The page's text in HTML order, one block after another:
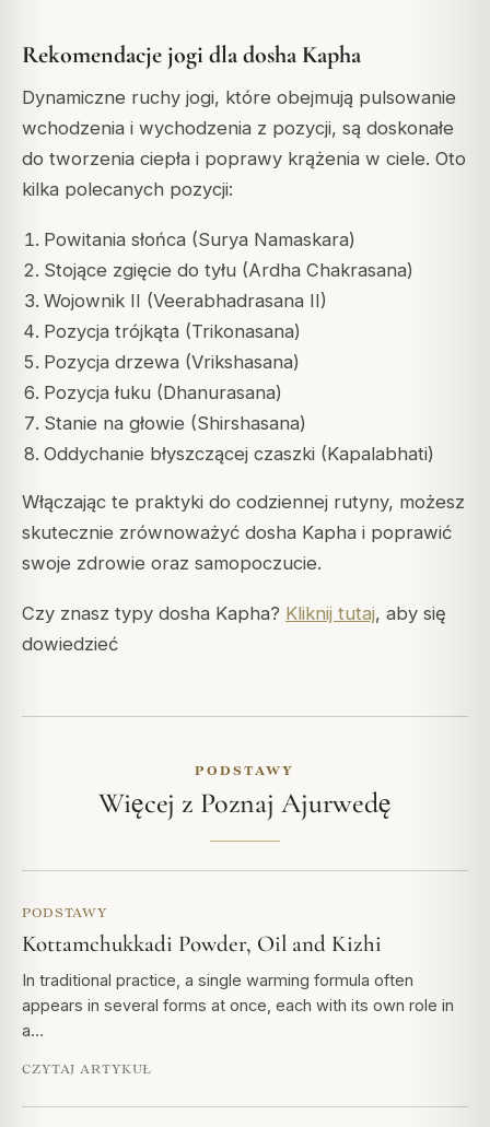
Rekomendacje jogi dla dosha Kapha
Dynamiczne ruchy jogi, które obejmują pulsowanie
wchodzenia i wychodzenia z pozycji, są doskonałe
do tworzenia ciepła i poprawy krążenia w ciele. Oto
kilka polecanych pozycji:
Powitania słońca (Surya Namaskara)
Stojące zgięcie do tyłu (Ardha Chakrasana)
Wojownik II (Veerabhadrasana II)
Pozycja trójkąta (Trikonasana)
Pozycja drzewa (Vrikshasana)
Pozycja łuku (Dhanurasana)
Stanie na głowie (Shirshasana)
Oddychanie błyszczącej czaszki (Kapalabhati)
Włączając te praktyki do codziennej rutyny, możesz
skutecznie zrównoważyć dosha Kapha i poprawić
swoje zdrowie oraz samopoczucie.
Czy znasz typy dosha Kapha? Kliknij tutaj, aby się
dowiedzieć
PODSTAWY
Więcej z Poznaj Ajurwedę
PODSTAWY
Kottamchukkadi Powder, Oil and Kizhi
In traditional practice, a single warming formula often
appears in several forms at once, each with its own role in
a…
CZYTAJ ARTYKUŁ